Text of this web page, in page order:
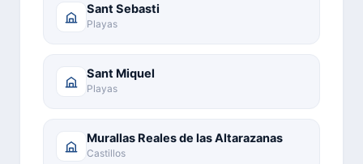
Sant Sebasti
Playas
Sant Miquel
Playas
Murallas Reales de las Altarazanas
Castillos